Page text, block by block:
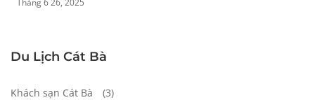
Du Lịch Cát Bà
Khách sạn Cát Bà (3)